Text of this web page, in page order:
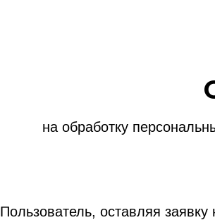
на обработку
Пользователь, оставляя